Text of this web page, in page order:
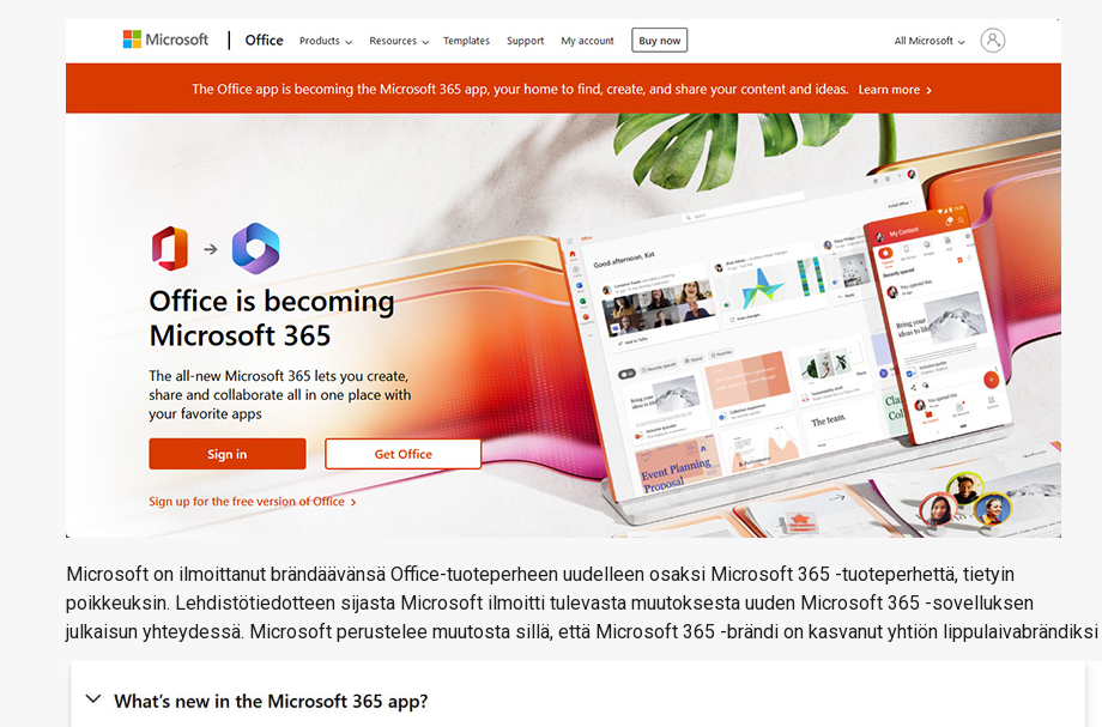
Microsoft on ilmoittanut brändäävänsä Office-tuoteperheen uudelleen osaksi Microsoft 365 -tuoteperhettä, tietyin
poikkeuksin. Lehdistötiedotteen sijasta Microsoft ilmoitti tulevasta muutoksesta uuden Microsoft 365 -sovelluksen
julkaisun yhteydessä. Microsoft perustelee muutosta sillä, että Microsoft 365 -brändi on kasvanut yhtiön lippulaivabrändiksi